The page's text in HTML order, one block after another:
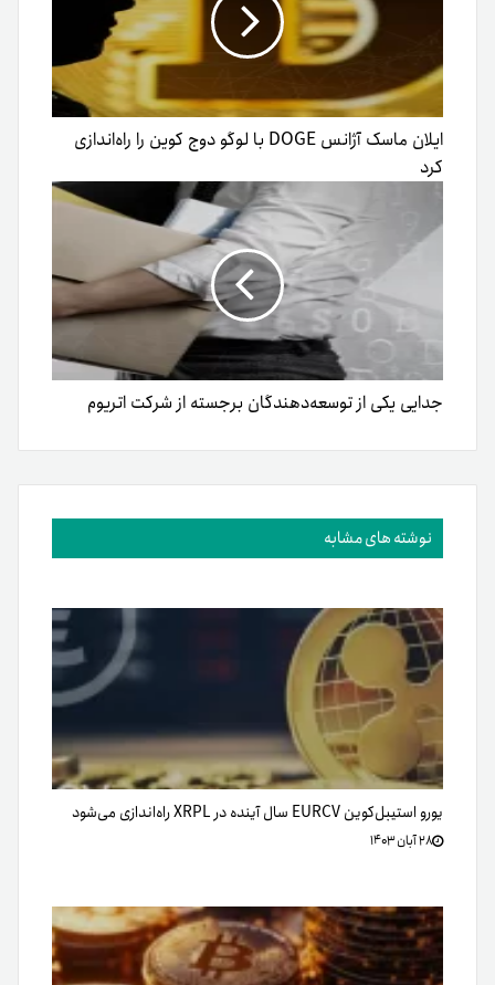
ایلان ماسک آژانس DOGE با لوگو دوج کوین را راه‌اندازی
کرد
جدایی یکی از توسعه‌دهندگان برجسته از شرکت اتریوم
نوشته های مشابه
یورو استیبل‌کوین EURCV سال آینده در XRPL راه‌اندازی می‌شود
۲۸ آبان ۱۴۰۳